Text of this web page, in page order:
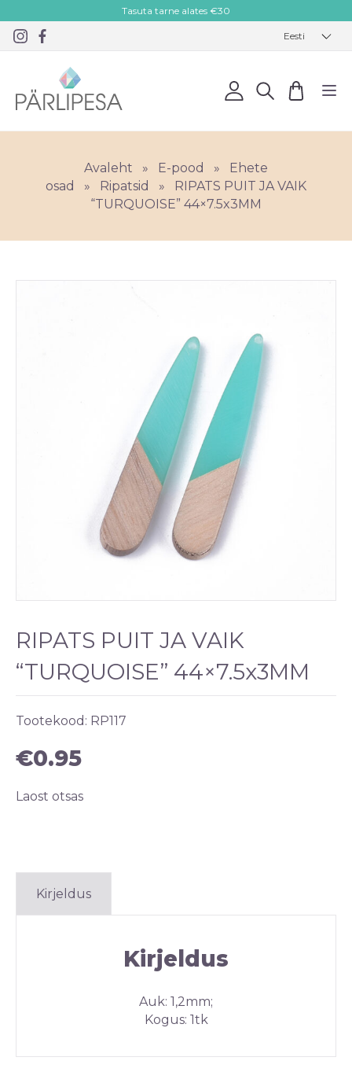
Tasuta tarne alates €30
Eesti
Avaleht » E-pood »
Ehete
osad
» Ripatsid »
RIPATS PUIT JA VAIK
“TURQUOISE” 44×7.5x3MM
RIPATS PUIT JA VAIK
“TURQUOISE” 44×7.5x3MM
Tootekood: RP117
€0.95
Laost otsas
Kirjeldus
Kirjeldus
Auk: 1,2mm;
Kogus: 1tk